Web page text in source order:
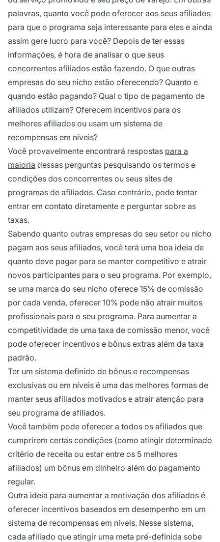
palavras, quanto você pode oferecer aos seus afiliados
para que o programa seja interessante para eles e ainda
assim gere lucro para você? Depois de ter essas
informações, é hora de analisar o que seus
concorrentes afiliados estão fazendo. O que outras
empresas do seu nicho estão oferecendo? Quanto e
quando estão pagando? Qual o tipo de pagamento de
afiliados utilizam? Oferecem incentivos para os
melhores afiliados ou usam um sistema de
recompensas em níveis?
Você provavelmente encontrará respostas para a
maioria dessas perguntas pesquisando os termos e
condições dos concorrentes ou seus sites de
programas de afiliados. Caso contrário, pode tentar
entrar em contato diretamente e perguntar sobre as
taxas.
Sabendo quanto outras empresas do seu setor ou nicho
pagam aos seus afiliados, você terá uma boa ideia de
quanto deve pagar para se manter competitivo e atrair
novos participantes para o seu programa. Por exemplo,
se uma marca do seu nicho oferece 15% de comissão
por cada venda, oferecer 10% pode não atrair muitos
profissionais para o seu programa. Para aumentar a
competitividade de uma taxa de comissão menor, você
pode oferecer incentivos e bônus extras além da taxa
padrão.
Ter um sistema definido de bônus e recompensas
exclusivas ou em níveis é uma das melhores formas de
manter seus afiliados motivados e atrair atenção para
seu programa de afiliados.
Você também pode oferecer a todos os afiliados que
cumprirem certas condições (como atingir determinado
critério de receita ou estar entre os 5 melhores
afiliados) um bônus em dinheiro além do pagamento
regular.
Outra ideia para aumentar a motivação dos afiliados é
oferecer incentivos baseados em desempenho em um
sistema de recompensas em níveis. Nesse sistema,
cada afiliado que atingir uma meta pré-definida sobe